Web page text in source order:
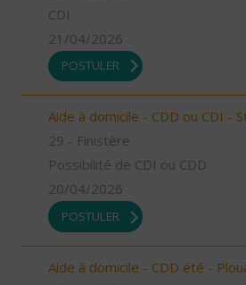
CDI
21/04/2026
POSTULER
Aide à domicile - CDD ou CDI -
29 - Finistère
Possibilité de CDI ou CDD
20/04/2026
POSTULER
Aide à domicile - CDD été -